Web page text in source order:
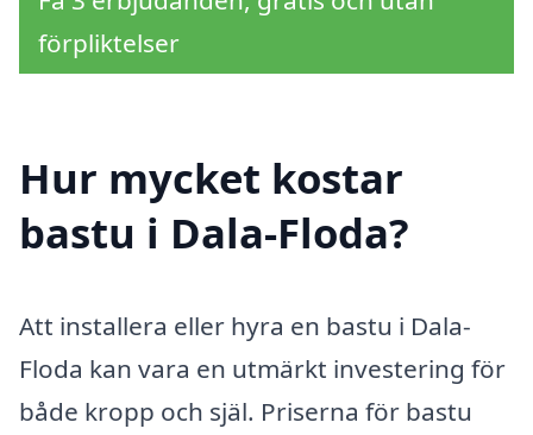
förpliktelser
Hur mycket kostar
bastu i Dala-Floda?
Att installera eller hyra en bastu i Dala-
Floda kan vara en utmärkt investering för
både kropp och själ. Priserna för bastu